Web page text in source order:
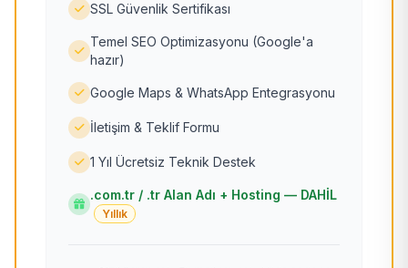
SSL Güvenlik Sertifikası
Temel SEO Optimizasyonu (Google'a
hazır)
Google Maps & WhatsApp Entegrasyonu
İletişim & Teklif Formu
1 Yıl Ücretsiz Teknik Destek
.com.tr / .tr Alan Adı + Hosting — DAHİL
Yıllık